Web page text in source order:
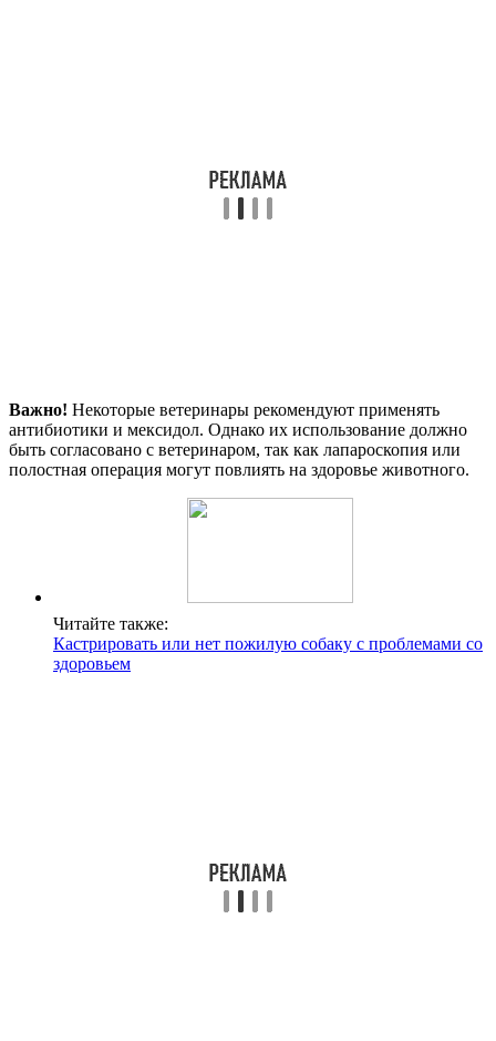
Важно! Некоторые ветеринары рекомендуют применять
антибиотики и мексидол. Однако их использование должно
быть согласовано с ветеринаром, так как лапароскопия или
полостная операция могут повлиять на здоровье животного.
Читайте также:
Кастрировать или нет пожилую собаку с проблемами со
здоровьем